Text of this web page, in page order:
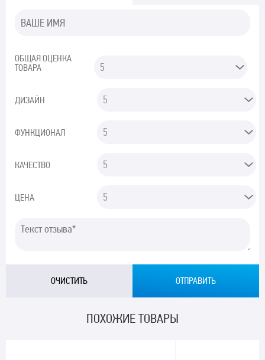
ОБЩАЯ ОЦЕНКА
ТОВАРА
ДИЗАЙН
ФУНКЦИОНАЛ
КАЧЕСТВО
ЦЕНА
ПОХОЖИЕ ТОВАРЫ